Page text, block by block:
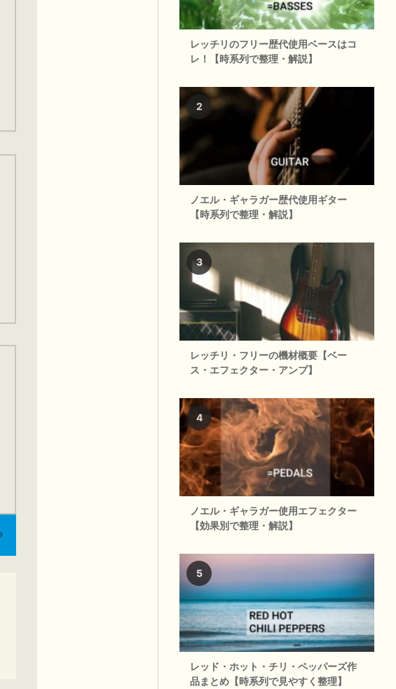
レッチリのフリー歴代使用ベースはコ
レ！【時系列で整理・解説】
ノエル・ギャラガー歴代使用ギター
【時系列で整理・解説】
レッチリ・フリーの機材概要【ベー
ス・エフェクター・アンプ】
ノエル・ギャラガー使用エフェクター
【効果別で整理・解説】
レッド・ホット・チリ・ペッパーズ作
品まとめ【時系列で見やすく整理】